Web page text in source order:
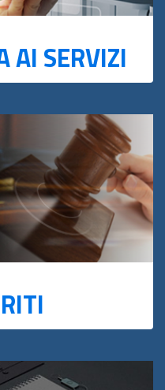
AI SERVIZI